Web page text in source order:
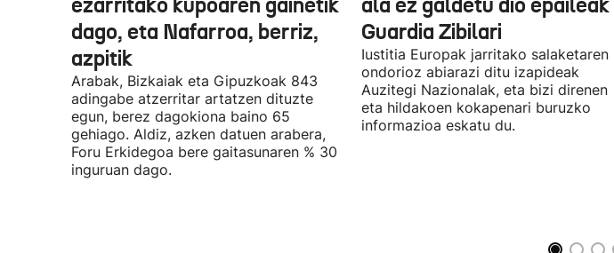
ezarritako kupoaren gainetik
dago, eta Nafarroa, berriz,
azpitik
Arabak, Bizkaiak eta Gipuzkoak 843
adingabe atzerritar artatzen dituzte
egun, berez dagokiona baino 65
gehiago. Aldiz, azken datuen arabera,
Foru Erkidegoa bere gaitasunaren % 30
inguruan dago.
ala ez galdetu dio epaileak
Guardia Zibilari
Iustitia Europak jarritako salaketaren
ondorioz abiarazi ditu izapideak
Auzitegi Nazionalak, eta bizi direnen
eta hildakoen kokapenari buruzko
informazioa eskatu du.